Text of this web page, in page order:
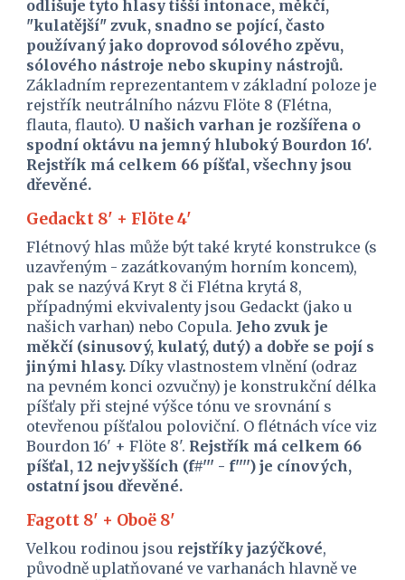
odlišuje tyto hlasy tišší intonace, měkčí,
"kulatější" zvuk, snadno se pojící, často
používaný jako doprovod sólového zpěvu,
sólového nástroje nebo skupiny nástrojů.
Základním reprezentantem v základní poloze je
rejstřík neutrálního názvu Flöte 8 (Flétna,
flauta, flauto). U našich varhan je rozšířena o
spodní oktávu na jemný hluboký Bourdon 16'.
Rejstřík má celkem 66 píšťal, všechny jsou
dřevěné.
Gedackt 8' + Flöte 4'
Flétnový hlas může být také kryté konstrukce (s
uzavřeným - zazátkovaným horním koncem),
pak se nazývá Kryt 8 či Flétna krytá 8,
případnými ekvivalenty jsou Gedackt (jako u
našich varhan) nebo Copula. Jeho zvuk je
měkčí (sinusový, kulatý, dutý) a dobře se pojí s
jinými hlasy. Díky vlastnostem vlnění (odraz
na pevném konci ozvučny) je konstrukční délka
píšťaly při stejné výšce tónu ve srovnání s
otevřenou píšťalou poloviční. O flétnách více viz
Bourdon 16' + Flöte 8'. Rejstřík má celkem 66
píšťal, 12 nejvyšších (f#''' - f'''') je cínových,
ostatní jsou dřevěné.
Fagott 8' + Oboë 8'
Velkou rodinou jsou rejstříky jazýčkové,
původně uplatňované ve varhanách hlavně ve